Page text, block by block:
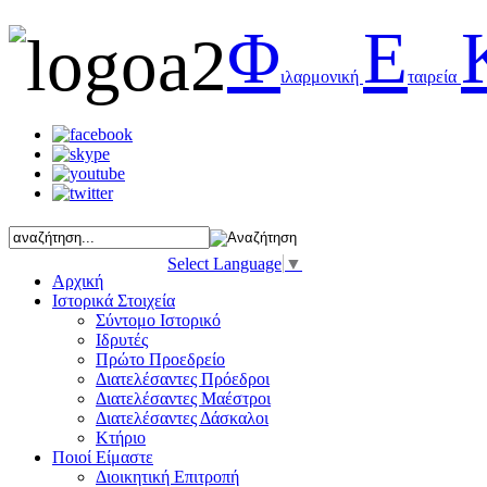
Φιλαρμονική Εταιρεία
Select Language ▼
Αρχική
Ιστορικά Στοιχεία
Σύντομο Ιστορικό
Ιδρυτές
Πρώτο Προεδρείο
Διατελέσαντες Πρόεδροι
Διατελέσαντες Μαέστροι
Διατελέσαντες Δάσκαλοι
Κτήριο
Ποιοί Είμαστε
Διοικητική Επιτροπή